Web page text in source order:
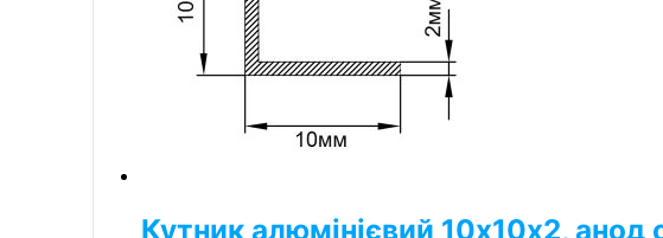
Кутник алюмінієвий 10х10х2, анод